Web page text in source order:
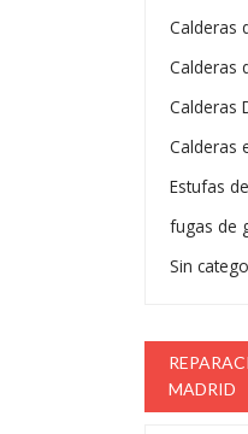
Calderas
Calderas
Calderas
Calderas
Estufas
fugas de
Sin
MADRID